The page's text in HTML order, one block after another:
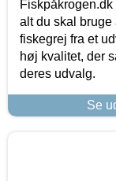
alt du skal
fiskegrej fra et
høj kvalitet, der
deres udvalg.
Se